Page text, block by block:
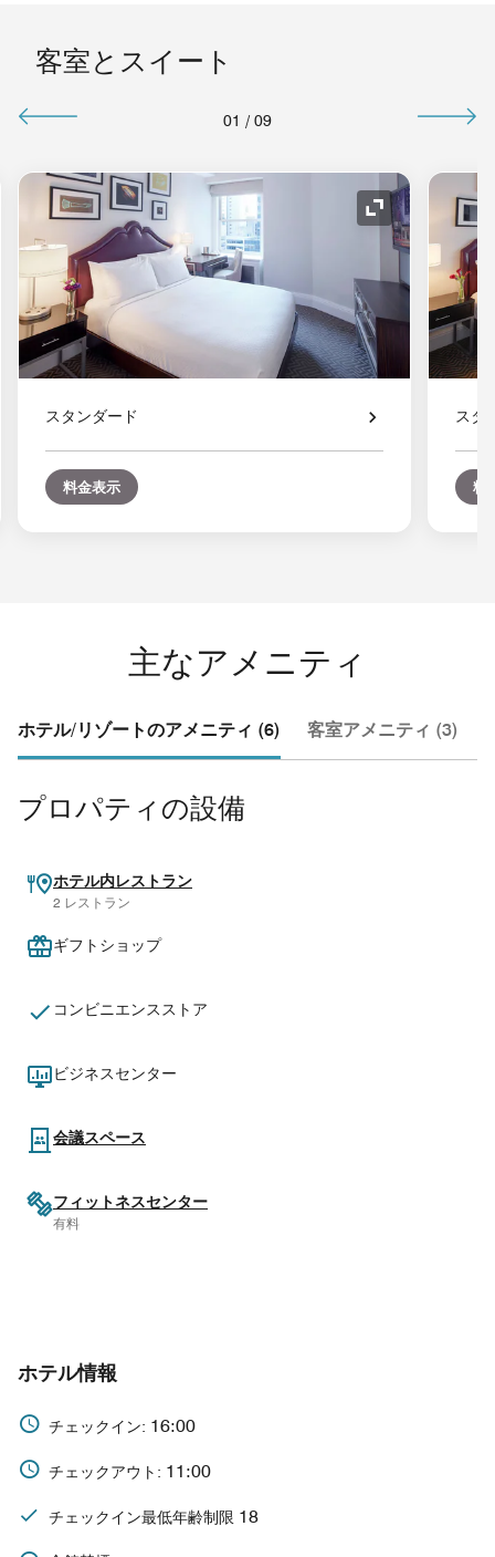
客室とスイート
01 / 09
ンの拡大 アイコンの拡
スタンダード
料金表示
スタ
料
主なアメニティ
ホテル/リゾートのアメニティ (6) 客室アメニティ (3)
プロパティの設備
ホテル内レストラン
2 レストラン
ギフトショップ
コンビニエンスストア
ビジネスセンター
会議スペース
フィットネスセンター
有料
ホテル情報
チェックイン: 16:00
チェックアウト: 11:00
チェックイン最低年齢制限 18